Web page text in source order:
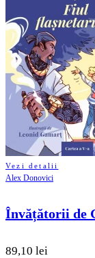
Vezi detalii
Alex Donovici
Învățătorii de
89,10 lei